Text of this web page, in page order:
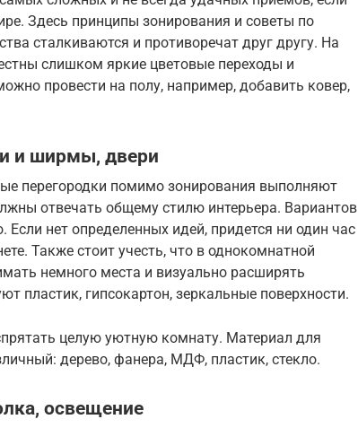
Здесь принципы зонирования и советы по
сталкиваются и противоречат друг другу. На
слишком яркие цветовые переходы и
провести на полу, например, добавить ковер,
и ширмы, двери
перегородки помимо зонирования выполняют
отвечать общему стилю интерьера. Вариантов
нет определенных идей, придется ни один час
Также стоит учесть, что в однокомнатной
немного места и визуально расширять
пластик, гипсокартон, зеркальные поверхности.
целую уютную комнату. Материал для
дерево, фанера, МДФ, пластик, стекло.
освещение